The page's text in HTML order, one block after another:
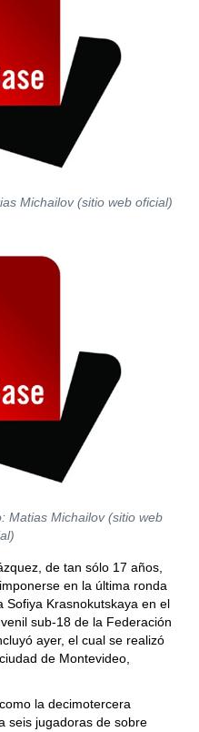
Michailov (sitio web oficial)
Matias Michailov (sitio web
de tan sólo 17 años,
en la última ronda
Sofiya Krasnokutskaya en el
sub-18 de la Federación
ayer, el cual se realizó
de Montevideo,
la decimotercera
seis jugadoras de sobre